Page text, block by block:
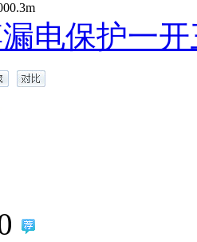
电保护一